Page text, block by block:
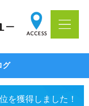
グ
を獲得しました！